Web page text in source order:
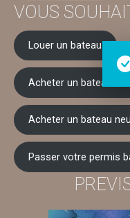
VOUS
Louer un bateau
Acheter un bateau
Acheter un bateau
Passer votre permis